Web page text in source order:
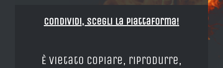
Condividi, Scegli la piattaforma!
È vietato copiare, riprodurre,